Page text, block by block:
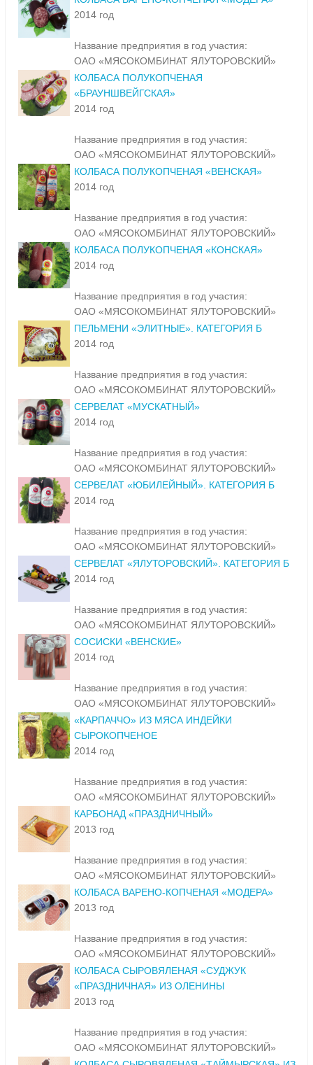
2014 год
Название предприятия в год участия:
ОАО «МЯСОКОМБИНАТ ЯЛУТОРОВСКИЙ»
КОЛБАСА ПОЛУКОПЧЕНАЯ
«БРАУНШВЕЙГСКАЯ»
2014 год
Название предприятия в год участия:
ОАО «МЯСОКОМБИНАТ ЯЛУТОРОВСКИЙ»
КОЛБАСА ПОЛУКОПЧЕНАЯ «ВЕНСКАЯ»
2014 год
Название предприятия в год участия:
ОАО «МЯСОКОМБИНАТ ЯЛУТОРОВСКИЙ»
КОЛБАСА ПОЛУКОПЧЕНАЯ «КОНСКАЯ»
2014 год
Название предприятия в год участия:
ОАО «МЯСОКОМБИНАТ ЯЛУТОРОВСКИЙ»
ПЕЛЬМЕНИ «ЭЛИТНЫЕ». КАТЕГОРИЯ Б
2014 год
Название предприятия в год участия:
ОАО «МЯСОКОМБИНАТ ЯЛУТОРОВСКИЙ»
СЕРВЕЛАТ «МУСКАТНЫЙ»
2014 год
Название предприятия в год участия:
ОАО «МЯСОКОМБИНАТ ЯЛУТОРОВСКИЙ»
СЕРВЕЛАТ «ЮБИЛЕЙНЫЙ». КАТЕГОРИЯ Б
2014 год
Название предприятия в год участия:
ОАО «МЯСОКОМБИНАТ ЯЛУТОРОВСКИЙ»
СЕРВЕЛАТ «ЯЛУТОРОВСКИЙ». КАТЕГОРИЯ Б
2014 год
Название предприятия в год участия:
ОАО «МЯСОКОМБИНАТ ЯЛУТОРОВСКИЙ»
СОСИСКИ «ВЕНСКИЕ»
2014 год
Название предприятия в год участия:
ОАО «МЯСОКОМБИНАТ ЯЛУТОРОВСКИЙ»
«КАРПАЧЧО» ИЗ МЯСА ИНДЕЙКИ
СЫРОКОПЧЕНОЕ
2014 год
Название предприятия в год участия:
ОАО «МЯСОКОМБИНАТ ЯЛУТОРОВСКИЙ»
КАРБОНАД «ПРАЗДНИЧНЫЙ»
2013 год
Название предприятия в год участия:
ОАО «МЯСОКОМБИНАТ ЯЛУТОРОВСКИЙ»
КОЛБАСА ВАРЕНО-КОПЧЕНАЯ «МОДЕРА»
2013 год
Название предприятия в год участия:
ОАО «МЯСОКОМБИНАТ ЯЛУТОРОВСКИЙ»
КОЛБАСА СЫРОВЯЛЕНАЯ «СУДЖУК
«ПРАЗДНИЧНАЯ» ИЗ ОЛЕНИНЫ
2013 год
Название предприятия в год участия:
ОАО «МЯСОКОМБИНАТ ЯЛУТОРОВСКИЙ»